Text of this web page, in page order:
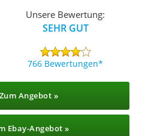
Unsere Bewertung:
SEHR GUT
766 Bewertungen
Zum Angebot »
Ebay-Angebot »